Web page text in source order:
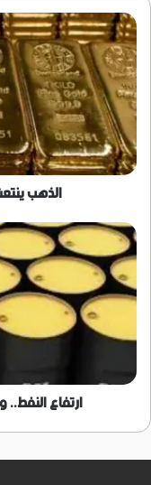
الذهب
ينتعش
من
أدنى
مستوى
في
6
أشهر
الذهب
ارتفاع
النفط..
والذهب
إلى
أدنىمستوىفي
شهرين
ارتفاع